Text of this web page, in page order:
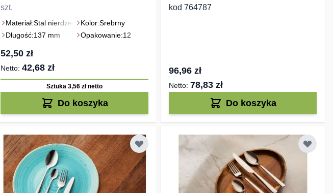
szt.
Materiał:Stal nierdzewnaKolor:Srebrny
Długość:137 mm Opakowanie:12
52,50 zł
42,68 zł
Sztuka 3,56 złnetto
Do koszyka
kod 764787
96,96 zł
78,83 zł
Do koszyka